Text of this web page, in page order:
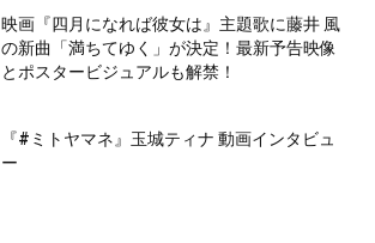
映画『四月になれば彼女は』主題歌に藤井 風
の新曲「満ちてゆく」が決定！最新予告映像
とポスタービジュアルも解禁！
『#ミトヤマネ』玉城ティナ 動画インタビュ
ー